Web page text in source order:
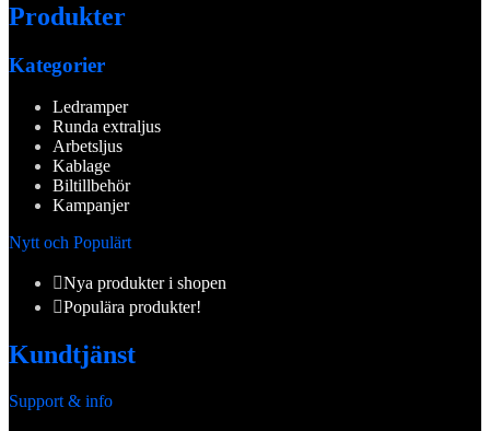
Produkter
Kategorier
Ledramper
Runda extraljus
Arbetsljus
Kablage
Biltillbehör
Kampanjer
Nytt och Populärt
Nya produkter i shopen
Populära produkter!
Kundtjänst
Support & info